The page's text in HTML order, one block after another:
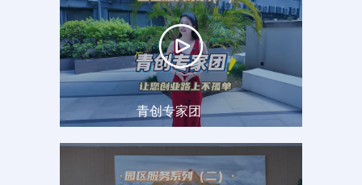
青创专家团